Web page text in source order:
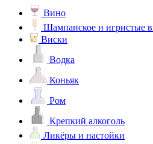
Вино
Шампанское и игристые
Виски
Водка
Коньяк
Ром
Крепкий алкоголь
Ликёры и настойки